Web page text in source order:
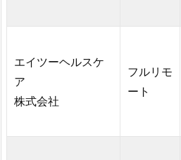
エイツーヘルスケ
ア
株式会社
フルリモ
ート